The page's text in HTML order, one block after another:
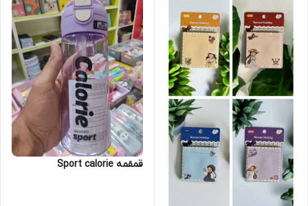
قمقمه Sport calorie